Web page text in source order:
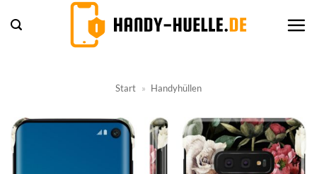
Inhalt
Start » Handyhüllen